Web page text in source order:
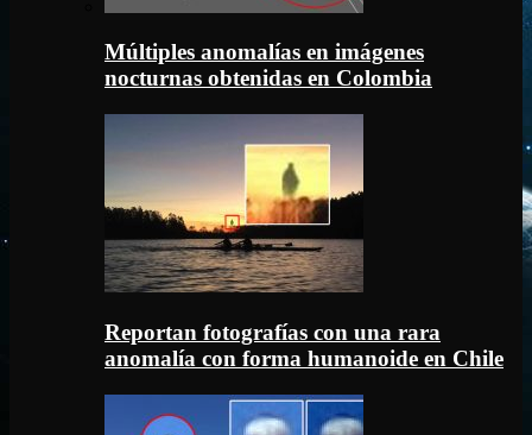
Múltiples anomalías en imágenes
nocturnas obtenidas en Colombia
Reportan fotografías con una rara
anomalía con forma humanoide en Chile